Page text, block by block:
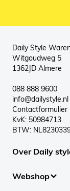
Daily Style
Witgoudweg 5
1362JD Almere
088 888 9600
info@dailystyle.nl
Contactformulier
KvK: 50984713
BTW:
Over Daily
Webshop